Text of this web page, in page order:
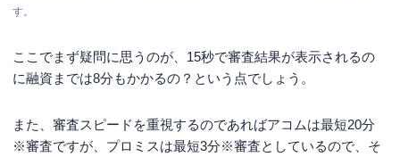
す。
ここでまず疑問に思うのが、15秒で審査結果が表示されるの
に融資までは8分もかかるの？という点でしょう。
また、審査スピードを重視するのであればアコムは最短20分
※審査ですが、プロミスは最短3分※審査としているので、そ